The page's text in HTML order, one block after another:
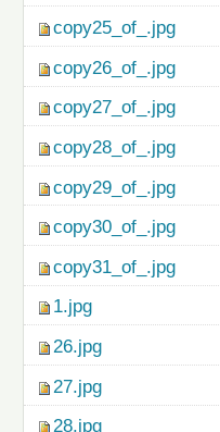
copy25_of_.jpg
copy26_of_.jpg
copy27_of_.jpg
copy28_of_.jpg
copy29_of_.jpg
copy30_of_.jpg
copy31_of_.jpg
1.jpg
26.jpg
27.jpg
28.jpg